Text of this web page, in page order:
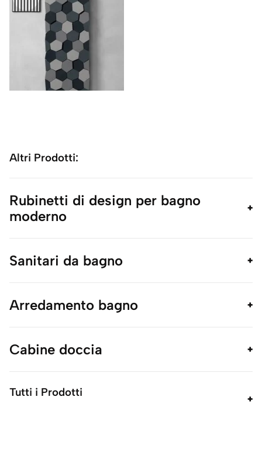
Altri Prodotti:
Rubinetti di design per bagno
moderno
Sanitari da bagno
Arredamento bagno
Cabine doccia
Tutti i Prodotti